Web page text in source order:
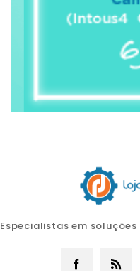
Especialistas em soluções
Facebook